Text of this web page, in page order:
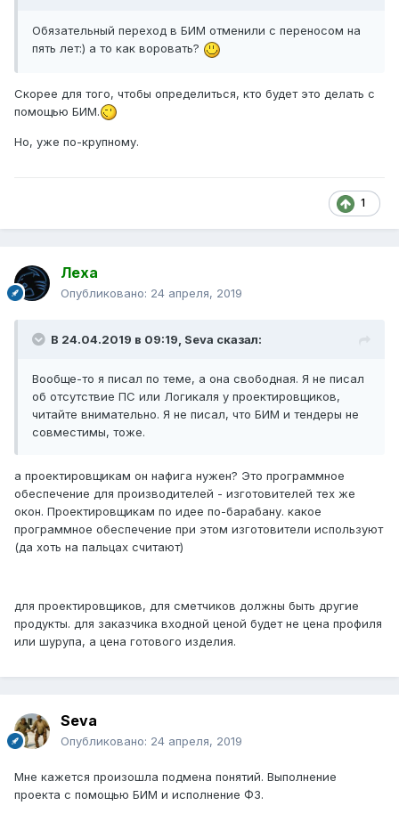
Обязательный переход в БИМ отменили с переносом на
пять лет:) а то как воровать?
Скорее для того, чтобы определиться, кто будет это делать с
помощью БИМ.
Но, уже по-крупному.
1
Леха
Опубликовано: 24 апреля, 2019
В 24.04.2019 в 09:19, Seva сказал:
Вообще-то я писал по теме, а она свободная. Я не писал
об отсутствие ПС или Логикаля у проектировщиков,
читайте внимательно. Я не писал, что БИМ и тендеры не
совместимы, тоже.
а проектировщикам он нафига нужен? Это программное
обеспечение для производителей - изготовителей тех же
окон. Проектировщикам по идее по-барабану. какое
программное обеспечение при этом изготовители используют
(да хоть на пальцах считают)
для проектировщиков, для сметчиков должны быть другие
продукты. для заказчика входной ценой будет не цена профиля
или шурупа, а цена готового изделия.
Seva
Опубликовано: 24 апреля, 2019
Мне кажется произошла подмена понятий. Выполнение
проекта с помощью БИМ и исполнение ФЗ.